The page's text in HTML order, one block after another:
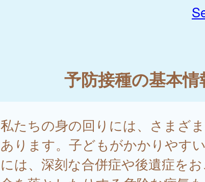
予防接種の基本情
私たちの身の回りには、さまざ
あります。子どもがかかりやす
には、深刻な合併症や後遺症をお